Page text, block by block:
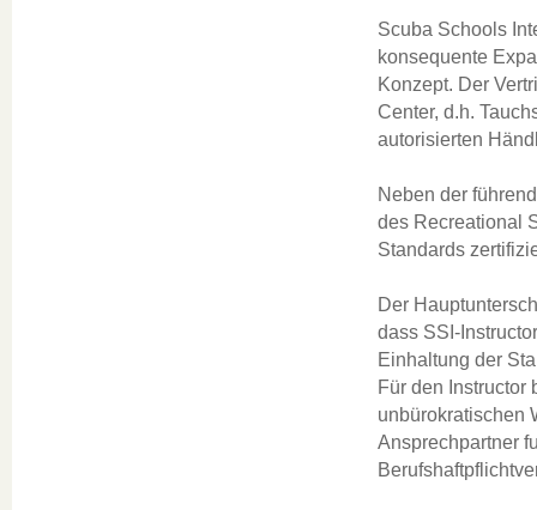
Scuba Schools
konsequente
Konzept. Der
Center, d.h.
autorisierten
Neben der
des Recreational
Standards
Der
dass SSI-
Einhaltung der
Für den Instructor
unbürokratischen
Ansprechpartner